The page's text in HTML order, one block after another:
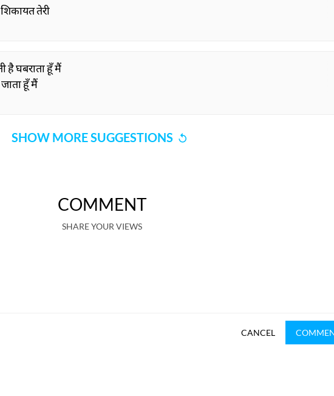
तेरी
है घबराता हूँ मैं
हूँ मैं
SHOW MORE SUGGESTIONS
COMMENT
SHARE YOUR VIEWS
CANCEL